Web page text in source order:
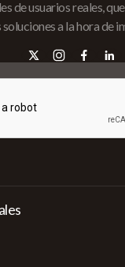
de usuarios reales,
a la hora de